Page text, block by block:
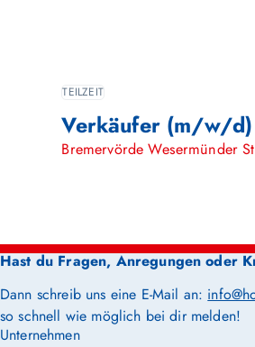
Verkäufer (m/w/d)
Bremervörde Wesermünder
TEILZEIT
Hast du Fragen, Anregungen oder
Dann schreib uns eine E-Mail an:
so schnell wie möglich bei dir melden!
Unternehmen